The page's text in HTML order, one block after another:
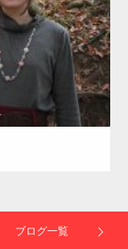
ブログ一覧
」に取材されまし